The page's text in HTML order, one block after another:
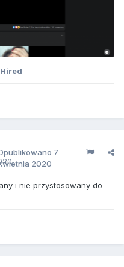
7
2020
i nie przystosowany do